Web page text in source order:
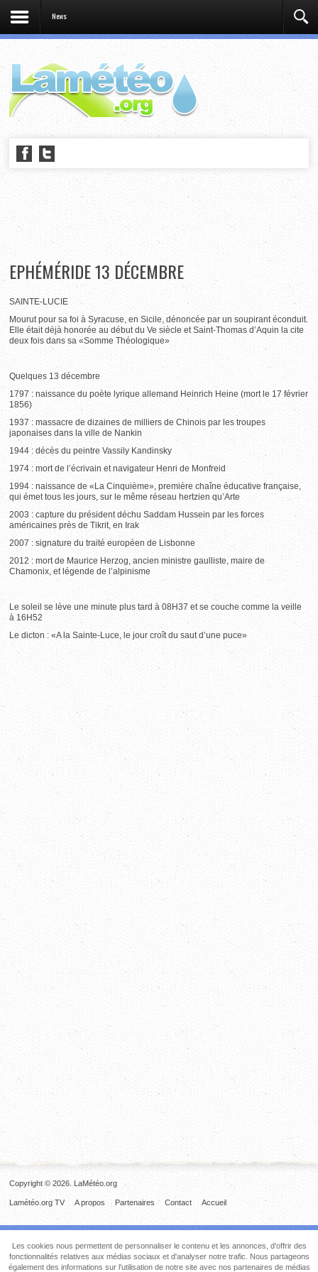
News
EPHÉMÉRIDE 13 DÉCEMBRE
SAINTE-LUCIE
Mourut pour sa foi à Syracuse, en Sicile, dénoncée par un soupirant éconduit.
Elle était déjà honorée au début du Ve siècle et Saint-Thomas d’Aquin la cite
deux fois dans sa «Somme Théologique»
Quelques 13 décembre
1797 : naissance du poète lyrique allemand Heinrich Heine (mort le 17 février
1856)
1937 : massacre de dizaines de milliers de Chinois par les troupes
japonaises dans la ville de Nankin
1944 : décès du peintre Vassily Kandinsky
1974 : mort de l’écrivain et navigateur Henri de Monfreid
1994 : naissance de «La Cinquième», première chaîne éducative française,
qui émet tous les jours, sur le même réseau hertzien qu’Arte
2003 : capture du président déchu Saddam Hussein par les forces
américaines près de Tikrit, en Irak
2007 : signature du traité européen de Lisbonne
2012 : mort de Maurice Herzog, ancien ministre gaulliste, maire de
Chamonix, et légende de l’alpinisme
Le soleil se lève une minute plus tard à 08H37 et se couche comme la veille
à 16H52
Le dicton : «A la Sainte-Luce, le jour croît du saut d’une puce»
Copyright © 2026. LaMétéo.org
Accueil
Contact
Partenaires
A propos
Lamétéo.org TV
Les cookies nous permettent de personnaliser le contenu et les annonces, d'offrir des
fonctionnalités relatives aux médias sociaux et d'analyser notre trafic. Nous partageons
également des informations sur l'utilisation de notre site avec nos partenaires de médias